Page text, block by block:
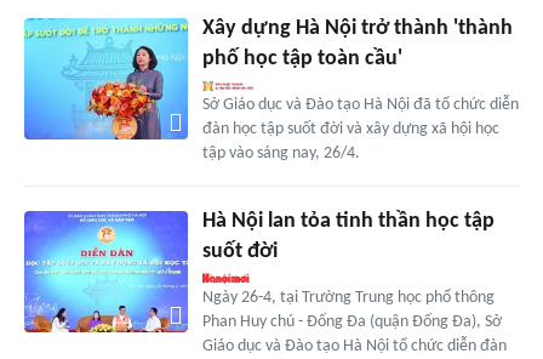
Xây dựng Hà Nội trở thành 'thành
phố học tập toàn cầu'
Sở Giáo dục và Đào tạo Hà Nội đã tổ chức diễn
đàn học tập suốt đời và xây dựng xã hội học
tập vào sáng nay, 26/4.
Hà Nội lan tỏa tinh thần học tập
suốt đời
Ngày 26-4, tại Trường Trung học phổ thông
Phan Huy chú - Đống Đa (quận Đống Đa), Sở
Giáo dục và Đào tạo Hà Nội tổ chức diễn đàn